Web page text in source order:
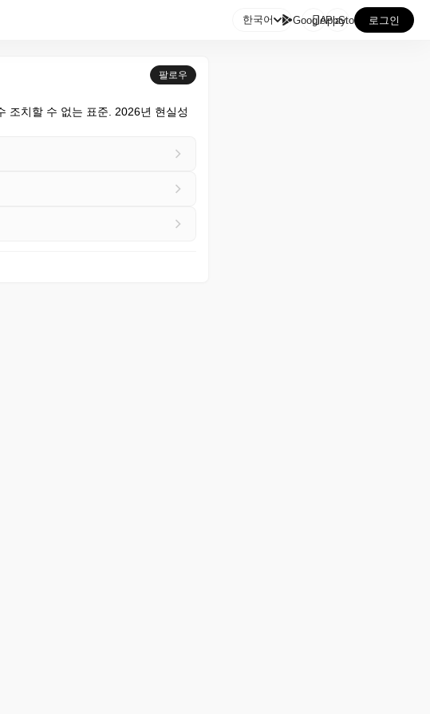
한국어 GooglePlay
AppStore 로그인
팔로우
조치할 수 없는 표준. 2026년 현실성